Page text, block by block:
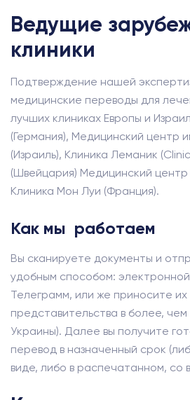
Ведущие
клиники
Подтверждение нашей
медицинские переводы для
лучших клиниках Европы и
(Германия), Медицинский центр
(Израиль), Клиника Леманик
(Швейцария) Медицинский
Клиника Мон Луи (Франция).
Как мы работаем
Вы сканируете документы и
удобным способом:
Телеграмм, или же приносите их
представительства в более,
Украины). Далее вы получите
перевод в назначенный срок
виде, либо в распечатанном, со